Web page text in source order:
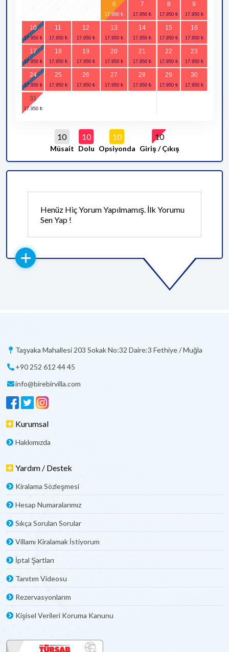
6 7 8 9
10 11 12 13 14 15 16
17 18 19 20 21 22 23
24 25 26 27 28 29 30
31
10
Müsait
10
Dolu
10
Opsiyonda
10
Giriş / Çıkış
Henüz Hiç Yorum Yapılmamış. İlk Yorumu
Sen Yap !
Taşyaka Mahallesi 203 Sokak No:32 Daire:3 Fethiye / Muğla
+90 252 612 44 45
info@birebirvilla.com
Kurumsal
Hakkımızda
Yardım / Destek
Kiralama Sözleşmesi
Hesap Numaralarımız
Sıkça Sorulan Sorular
Villamı Kiralamak İstiyorum
İptal Şartları
Tanıtım Videosu
Rezervasyonlarım
Kişisel Verileri Koruma Kanunu